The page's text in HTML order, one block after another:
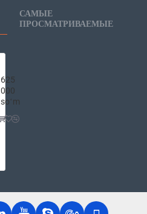
САМЫЕ
ПРОСМАТРИВАЕМЫЕ
625
000
soʻm